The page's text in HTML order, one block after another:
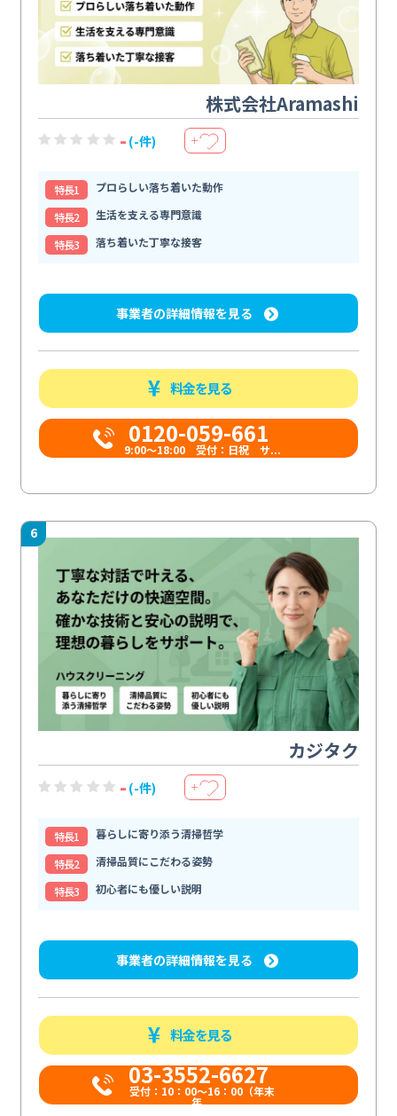
株式会社Aramashi
- (-件) ＋
特⻑1
プロらしい落ち着いた動作
特⻑2
生活を支える専門意識
特⻑3
落ち着いた丁寧な接客
事業者の詳細情報を見る
料金を見る
0120-059-661
9:00〜18:00 受付：日祝 サ...
6
カジタク
- (-件) ＋
特⻑1
暮らしに寄り添う清掃哲学
特⻑2
清掃品質にこだわる姿勢
特⻑3
初心者にも優しい説明
事業者の詳細情報を見る
料金を見る
03-3552-6627
受付：10：00～16：00（年末
年...